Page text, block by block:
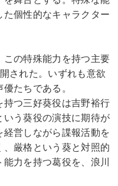
個性的なキャラクター
の特殊能力を持つ主要
された。いずれも意欲
たちである。
つ三好葵役は吉野裕行
いう葵役の演技に期待が
営しながら諜報活動を
厳格という葵と対照的
力を持つ葛役を、浪川